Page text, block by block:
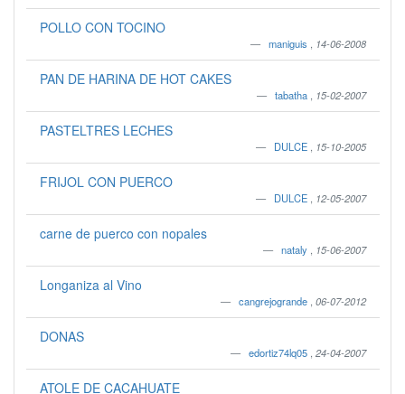
POLLO CON TOCINO
maniguis 14-06-2008
PAN DE HARINA DE HOT CAKES
tabatha 15-02-2007
PASTELTRES LECHES
DULCE 15-10-2005
FRIJOL CON PUERCO
DULCE 12-05-2007
carne de puerco con nopales
nataly 15-06-2007
Longaniza al Vino
cangrejogrande 06-07-2012
DONAS
edortiz74lq05 24-04-2007
ATOLE DE CACAHUATE